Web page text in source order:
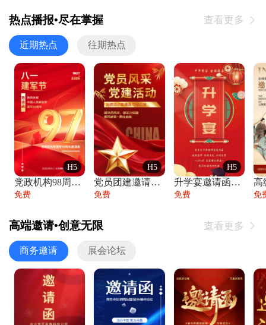
热点播报•尽在掌握 查看更多 
近期热点 往期热点
H5
党政机构98周年八一建军节庆祝晚会活动邀
免费
H5
党员团建邀请函党建活动风采党会工作汇报总
免费
H5
升学宴邀请函喜报金榜题名高端谢师宴邀请函
免费 免
高端邀请•创意无限 查看更多 
商务邀请 展会论坛